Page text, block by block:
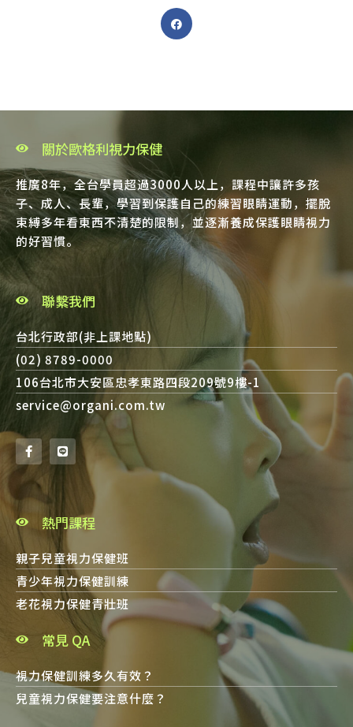
關於歐格利視力保健
推廣8年，全台學員超過3000人以上，課程中讓許多孩
子、成人、長輩，學習到保護自己的練習眼睛運動，擺脫
束縛多年看東西不清楚的限制，並逐漸養成保護眼睛視力
的好習慣。
聯繫我們
台北行政部(非上課地點)
(02) 8789-0000
106台北市大安區忠孝東路四段209號9樓-1
service@organi.com.tw
熱門課程
親子兒童視力保健班
青少年視力保健訓練
老花視力保健青壯班
常見 QA
視力保健訓練多久有效？
兒童視力保健要注意什麼？